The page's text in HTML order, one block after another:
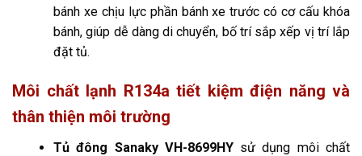
bánh xe chịu lực phần bánh xe trước có cơ cấu khóa
bánh, giúp dễ dàng di chuyển, bố trí sắp xếp vị trí lắp
đặt tủ.
Môi chất lạnh R134a tiết kiệm điện năng và
thân thiện môi trường
Tủ đông Sanaky VH-8699HYsử dụng môi chất